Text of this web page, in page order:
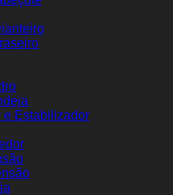
e Estabilizador